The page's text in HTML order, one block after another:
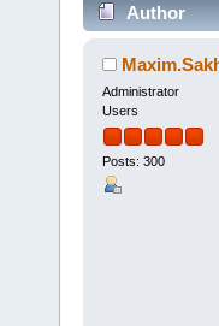
Author
Administrator
Users
Posts: 300